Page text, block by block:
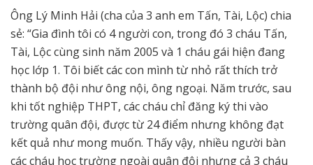
Ông Lý Minh Hải (cha của 3 anh em Tấn, Tài, Lộc) chia
sẻ: “Gia đình tôi có 4 người con, trong đó 3 cháu Tấn,
Tài, Lộc cùng sinh năm 2005 và 1 cháu gái hiện đang
học lớp 1. Tôi biết các con mình từ nhỏ rất thích trở
thành bộ đội như ông nội, ông ngoại. Năm trước, sau
khi tốt nghiệp THPT, các cháu chỉ đăng ký thi vào
trường quân đội, được từ 24 điểm nhưng không đạt
kết quả như mong muốn. Thấy vậy, nhiều người bàn
các cháu học trường ngoài quân đội nhưng cả 3 cháu